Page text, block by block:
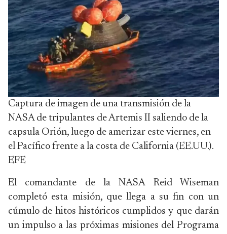
Captura de imagen de una transmisión de la
NASA de tripulantes de Artemis II saliendo de la
capsula Orión, luego de amerizar este viernes, en
el Pacífico frente a la costa de California (EE.UU.).
EFE
El comandante de la NASA Reid Wiseman
completó esta misión, que llega a su fin con un
cúmulo de hitos históricos cumplidos y que darán
un impulso a las próximas misiones del Programa